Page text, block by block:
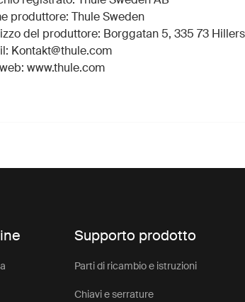
produttore: Thule Sweden
del produttore: Borggatan 5, 335 73
Kontakt@thule.com
www.thule.com
Supporto prodotto
Parti di ricambio e istruzioni
Chiavi e serrature